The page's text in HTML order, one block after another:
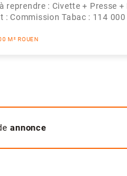
reprendre : Civette + Presse
Commission Tabac : 114
M² ROUEN
annonce